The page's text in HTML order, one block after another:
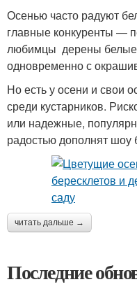
Осенью часто радуют
главные конкуренты —
любимцы дерены белые
одновременно с
Но есть у осени и свои
среди кустарников.
или надежные,
радостью дополнят шоу
читать дальше →
Последние